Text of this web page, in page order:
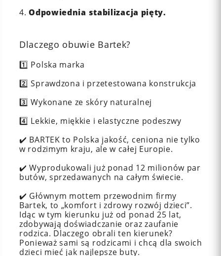
4. Odpowiednia stabilizacja pięty.
Dlaczego obuwie Bartek?
1️⃣ Polska marka
2️⃣ Sprawdzona i przetestowana konstrukcja
3️⃣ Wykonane ze skóry naturalnej
4️⃣ Lekkie, miękkie i elastyczne podeszwy
✔️ BARTEK to Polska jakość, ceniona nie tylko
w rodzimym kraju, ale w całej Europie.
✔️ Wyprodukowali już ponad 12 milionów par
butów, sprzedawanych na całym świecie.
✔️ Głównym mottem przewodnim firmy
Bartek, to „komfort i zdrowy rozwój dzieci”.
Idąc w tym kierunku już od ponad 25 lat,
zdobywają doświadczanie oraz zaufanie
rodzica. Dlaczego obrali ten kierunek?
Ponieważ sami są rodzicami i chcą dla swoich
dzieci mieć jak najlepsze buty.